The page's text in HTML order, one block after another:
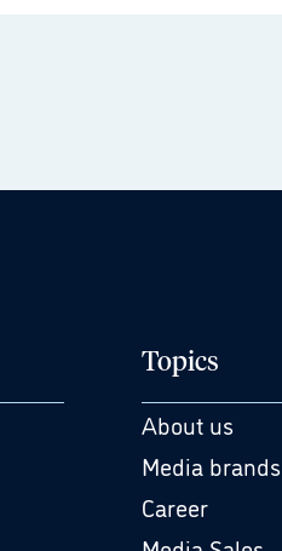
Topics
About us
Media brands
Career